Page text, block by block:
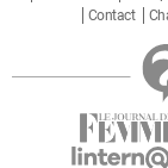
Contact